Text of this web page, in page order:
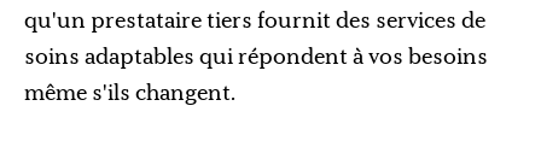
qu'un prestataire tiers fournit des services de
soins adaptables qui répondent à vos besoins
même s'ils changent.